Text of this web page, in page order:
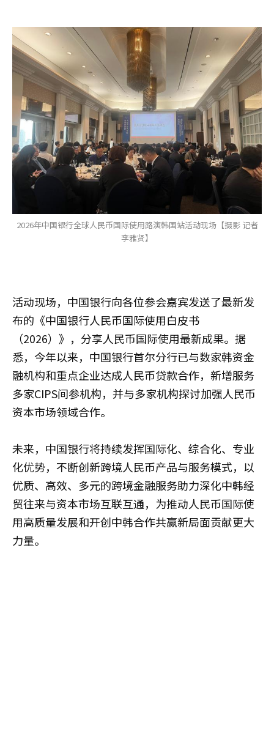
2026年中国银行全球人民币国际使用路演韩国站活动现场【摄影 记者
李雅贤】
活动现场，中国银行向各位参会嘉宾发送了最新发
布的《中国银行人民币国际使用白皮书
（2026）》，分享人民币国际使用最新成果。据
悉，今年以来，中国银行首尔分行已与数家韩资金
融机构和重点企业达成人民币贷款合作，新增服务
多家CIPS间参机构，并与多家机构探讨加强人民币
资本市场领域合作。
未来，中国银行将持续发挥国际化、综合化、专业
化优势，不断创新跨境人民币产品与服务模式，以
优质、高效、多元的跨境金融服务助力深化中韩经
贸往来与资本市场互联互通，为推动人民币国际使
用高质量发展和开创中韩合作共赢新局面贡献更大
力量。